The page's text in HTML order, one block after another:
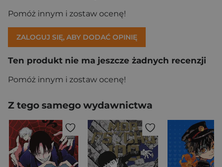
Pomóż innym i zostaw ocenę!
ZALOGUJ SIĘ, ABY DODAĆ OPINIĘ
Ten produkt nie ma jeszcze żadnych recenzji
Pomóż innym i zostaw ocenę!
Z tego samego wydawnictwa